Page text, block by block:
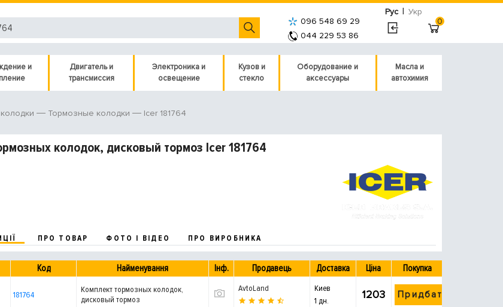
Рус | Укр
096 548 69 29
044 229 53 86
0
и
Двигатель и
трансмиссия
Электроника и
освещение
Кузов и
стекло
Оборудование и
аксессуары
Масла и
автохимия
Тормозные колодки Icer 181764
колодок, дисковый тормоз Icer 181764
ПРО ТОВАР ФОТО І ВІДЕО ПРО ВИРОБНИКА
Код Найменування Інф. Продавець Доставка Ціна Покупка
181764
Комплект тормозных колодок,
дисковый тормоз
AvtoLand
Киев
1 дн.
1203 Придбати